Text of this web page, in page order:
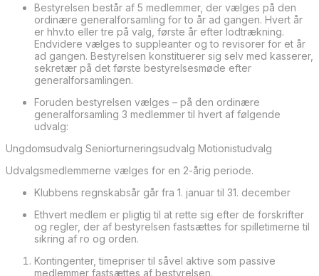
Bestyrelsen består af 5 medlemmer, der vælges på den
ordinære generalforsamling for to år ad gangen. Hvert år
er hhv.to eller tre på valg, første år efter lodtrækning.
Endvidere vælges to suppleanter og to revisorer for et år
ad gangen. Bestyrelsen konstituerer sig selv med kasserer,
sekretær på det første bestyrelsesmøde efter
generalforsamlingen.
Foruden bestyrelsen vælges – på den ordinære
generalforsamling 3 medlemmer til hvert af følgende
udvalg:
Ungdomsudvalg Seniorturneringsudvalg Motionistudvalg
Udvalgsmedlemmerne vælges for en 2-årig periode.
Klubbens regnskabsår går fra 1. januar til 31. december
Ethvert medlem er pligtig til at rette sig efter de forskrifter
og regler, der af bestyrelsen fastsættes for spilletimerne til
sikring af ro og orden.
Kontingenter, timepriser til såvel aktive som passive
medlemmer fastsættes af bestyrelsen.